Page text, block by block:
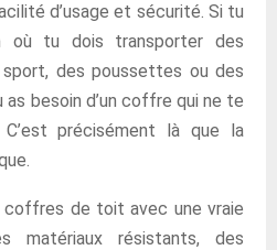
d’usage et sécurité. Si tu
où tu dois transporter des
des poussettes ou des
besoin d’un coffre qui ne te
précisément là que la
coffres de toit avec une vraie
matériaux résistants, des